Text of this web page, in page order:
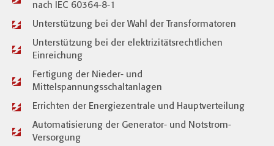
nach IEC 60364-8-1
Unterstützung bei der Wahl der Transformatoren
Unterstützung bei der elektrizitätsrechtlichen
Einreichung
Fertigung der Nieder- und
Mittelspannungsschaltanlagen
Errichten der Energiezentrale und Hauptverteilung
Automatisierung der Generator- und Notstrom-
Versorgung